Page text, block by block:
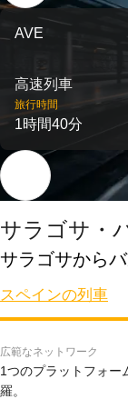
AVE
高速列車
旅行時間
1時間40分
サラゴサ・
サラゴサから
スペインの列車
広範なネットワーク
1つのプラットフォー
羅。